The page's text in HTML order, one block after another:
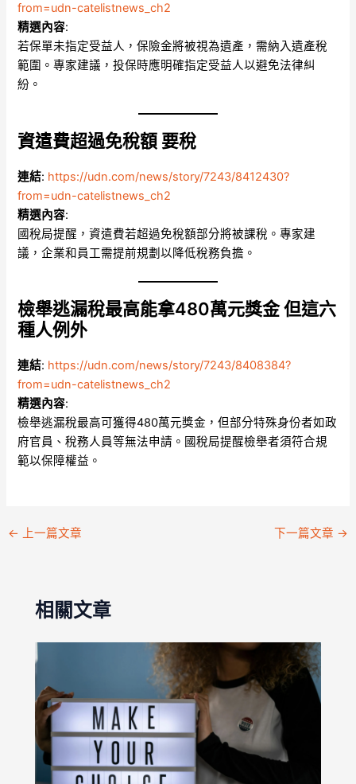
from=udn-catelistnews_ch2
精選內容:
若保單未指定受益人，保險金將被視為遺產，需納入遺產稅
範圍。專家建議，投保時應明確指定受益人以避免法律糾
紛。
資遣費超過免稅額 要稅
連結: https://udn.com/news/story/7243/8412430?
from=udn-catelistnews_ch2
精選內容:
國稅局提醒，資遣費若超過免稅額部分將被課稅。專家建
議，企業和員工需提前規劃以降低稅務負擔。
檢舉逃漏稅最高能拿480萬元獎金 但這六
種人例外
連結: https://udn.com/news/story/7243/8408384?
from=udn-catelistnews_ch2
精選內容:
檢舉逃漏稅最高可獲得480萬元獎金，但部分特殊身份者如政
府官員、稅務人員等無法申請。國稅局提醒檢舉者須符合規
範以保障權益。
← 上一篇文章 下一篇文章 →
相關文章